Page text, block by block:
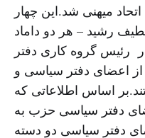
اتحاد میهنی شد.این چهار
رشید – هر دو داماد
رئیس گروه کاری دفتر
اعضای دفتر سیاسی و
اساس اطلاعاتی که
دفتر سیاسی حزب به
دفتر سیاسی دو دسته